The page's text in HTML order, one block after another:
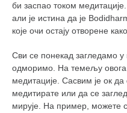
би заспао током
али је истина да је
које очи остају отворене
Сви се понекад загледамо у
одморимо. На темељу овога
медитације. Сасвим је ок да
медитирате или да се
мирује. На пример, можете